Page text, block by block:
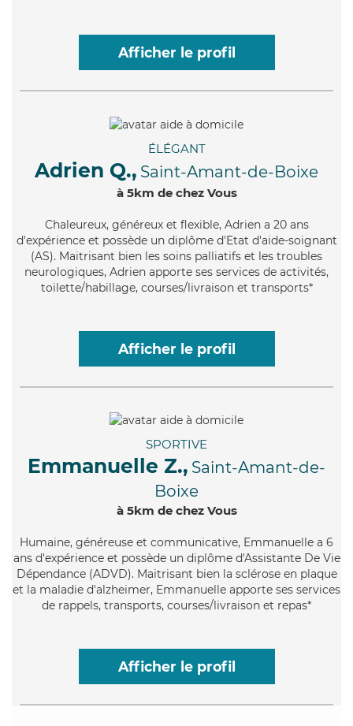
Afficher le profil
ÉLÉGANT
Adrien Q., Saint-Amant-de-Boixe
à 5km de chez Vous
Chaleureux, généreux et flexible, Adrien a 20 ans
d'expérience et possède un diplôme d'Etat d'aide-soignant
(AS). Maitrisant bien les soins palliatifs et les troubles
neurologiques, Adrien apporte ses services de activités,
toilette/habillage, courses/livraison et transports*
Afficher le profil
SPORTIVE
Emmanuelle Z., Saint-Amant-de-
Boixe
à 5km de chez Vous
Humaine, généreuse et communicative, Emmanuelle a 6
ans d'expérience et possède un diplôme d'Assistante De Vie
Dépendance (ADVD). Maitrisant bien la sclérose en plaque
et la maladie d'alzheimer, Emmanuelle apporte ses services
de rappels, transports, courses/livraison et repas*
Afficher le profil